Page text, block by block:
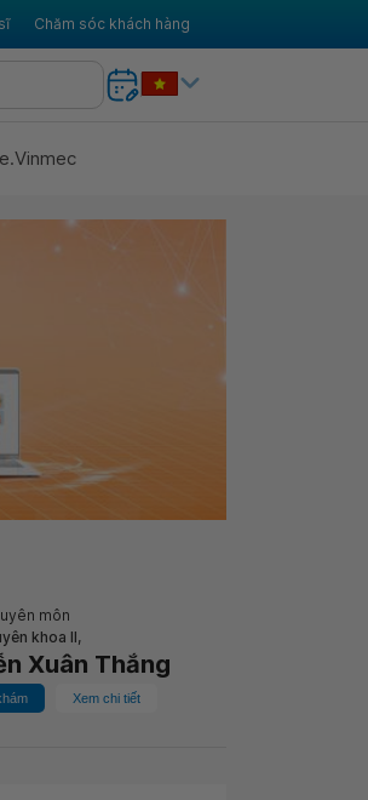
Chăm sóc khách hàng
môn
khoa II,
Xuân Thắng
Xem chi tiết